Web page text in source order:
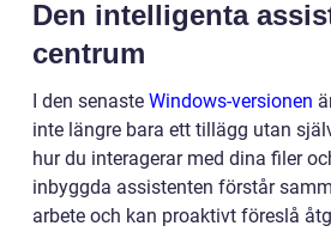
Den intelligenta
centrum
I den senaste Windows-versionen
inte längre bara ett tillägg utan
hur du interagerar med dina filer
inbyggda assistenten förstår
arbete och kan proaktivt föreslå